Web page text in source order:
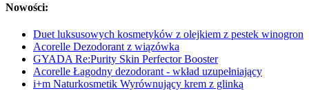
Nowości:
Duet luksusowych kosmetyków z olejkiem z pestek winogron
Acorelle Dezodorant z wiązówka
GYADA Re:Purity Skin Perfector Booster
Acorelle Łagodny dezodorant - wkład uzupełniający
i+m Naturkosmetik Wyrównujący krem z glinką